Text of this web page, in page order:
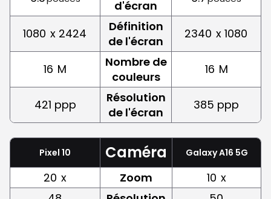
d'écran
1080 x 2424
Définition
de l'écran
2340 x 1080
16 M
Nombre de
couleurs
16 M
421 ppp
Résolution
de l'écran
385 ppp
Pixel 10 Caméra Galaxy A16 5G
20 x Zoom 10 x